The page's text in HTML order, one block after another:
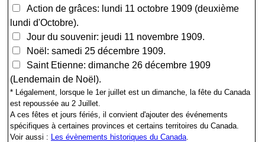
Action de grâces: lundi 11 octobre 1909 (deuxième
lundi d'Octobre).
Jour du souvenir: jeudi 11 novembre 1909.
Noël: samedi 25 décembre 1909.
Saint Etienne: dimanche 26 décembre 1909
(Lendemain de Noël).
* Légalement, lorsque le 1er juillet est un dimanche, la fête du Canada
est repoussée au 2 Juillet.
A ces fêtes et jours fériés, il convient d'ajouter des événements
spécifiques à certaines provinces et certains territoires du Canada.
Voir aussi :
Les évènements historiques du Canada